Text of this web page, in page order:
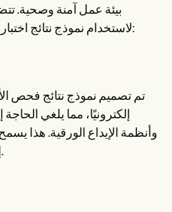
بيئة عمل آمنة وصحية.
لاستخدام نموذج نتائج اختبار المخدرات المجاني ما يلي:
تم تصميم نموذج نتائج فحص
إلكترونيًا، مما يلغي الحاجة
وأنظمة الإيداع الورقية. هذا
إلى المعلومات عند الحاجة.